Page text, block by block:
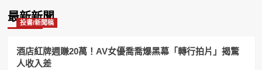
最新新聞
投書/新聞稿
酒店紅牌週賺20萬！AV女優喬喬爆黑幕「轉行拍片」揭驚
人收入差